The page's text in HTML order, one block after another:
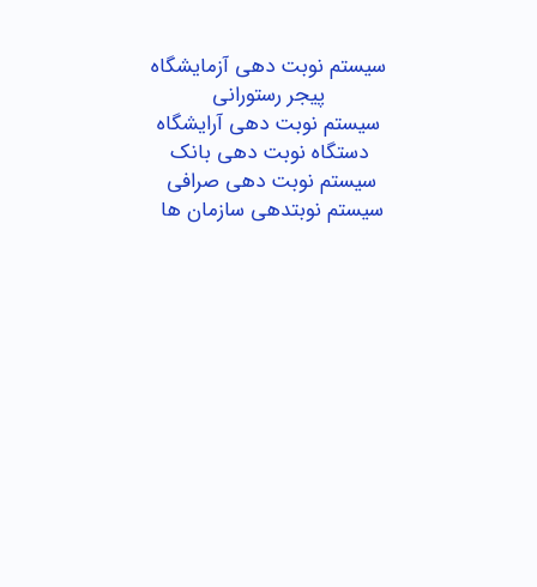
سیستم نوبت دهی آزمایشگاه
پیجر رستورانی
سیستم نوبت دهی آرایشگاه
دستگاه نوبت دهی بانک
سیستم نوبت دهی صرافی
سیستم نوبتدهی سازمان ها